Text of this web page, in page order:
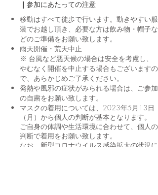
​参加にあたっての注意
移動はすべて徒歩で行います。動きやすい服
装でお越し頂き、必要な方は飲み物・帽子な
どのご準備をお願い致します。
雨天開催・荒天中止
※ 台風など悪天候の場合は安全を考慮し、
やむなく開催を中止する場合もございますの
で、あらかじめご了承ください。
発熱や風邪の症状がみられる場合は、ご参加
の自粛をお願い致します。
マスクの着用については、2023年5月13日
（月）から個人の判断が基本となります。
ご自身の体調や生活環境に合わせて、個人の
判断で着用をお願い致します。
なお、新型コロナウイルス感染拡大の状況に